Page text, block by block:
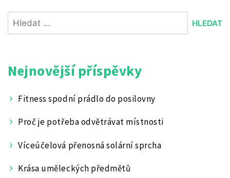
příspěvek
Vyhledávání
Nejnovější příspěvky
Fitness spodní prádlo do posilovny
Proč je potřeba odvětrávat místnosti
Víceúčelová přenosná solární sprcha
Krása uměleckých předmětů